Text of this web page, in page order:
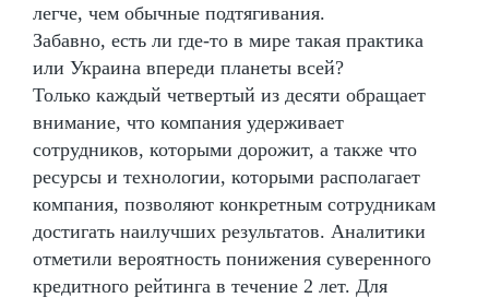
легче, чем обычные подтягивания.
Забавно, есть ли где-то в мире такая практика
или Украина впереди планеты всей?
Только каждый четвертый из десяти обращает
внимание, что компания удерживает
сотрудников, которыми дорожит, а также что
ресурсы и технологии, которыми располагает
компания, позволяют конкретным сотрудникам
достигать наилучших результатов. Аналитики
отметили вероятность понижения суверенного
кредитного рейтинга в течение 2 лет. Для